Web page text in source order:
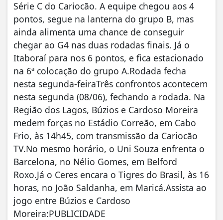
Série C do Cariocão. A equipe chegou aos 4
pontos, segue na lanterna do grupo B, mas
ainda alimenta uma chance de conseguir
chegar ao G4 nas duas rodadas finais. Já o
Itaboraí para nos 6 pontos, e fica estacionado
na 6ª colocação do grupo A.Rodada fecha
nesta segunda-feiraTrês confrontos acontecem
nesta segunda (08/06), fechando a rodada. Na
Região dos Lagos, Búzios e Cardoso Moreira
medem forças no Estádio Correão, em Cabo
Frio, às 14h45, com transmissão da Cariocão
TV.No mesmo horário, o Uni Souza enfrenta o
Barcelona, no Nélio Gomes, em Belford
Roxo.Já o Ceres encara o Tigres do Brasil, às 16
horas, no João Saldanha, em Maricá.Assista ao
jogo entre Búzios e Cardoso
Moreira:PUBLICIDADE